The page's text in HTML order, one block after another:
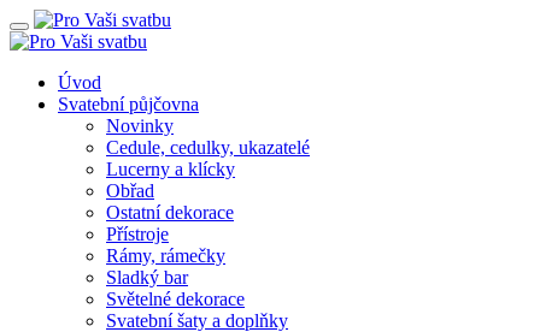
Úvod
Svatební půjčovna
Novinky
Cedule, cedulky, ukazatelé
Lucerny a klícky
Obřad
Ostatní dekorace
Přístroje
Rámy, rámečky
Sladký bar
Světelné dekorace
Svatební šaty a doplňky